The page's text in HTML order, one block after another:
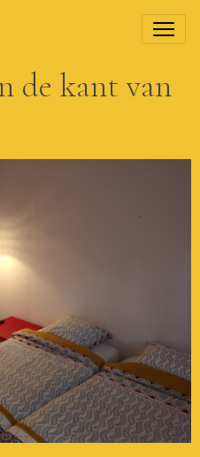
de kant van